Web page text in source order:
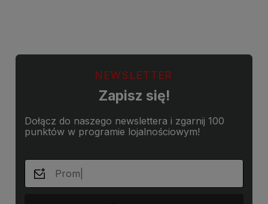
NEWSLETTER
Zapisz się!
Dołącz do naszego newslettera i zgarnij 100
punktów w programie lojalnościowym!